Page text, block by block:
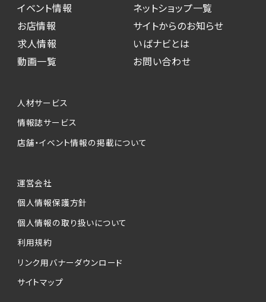
イベント情報
お店情報
求人情報
動画一覧
ネットショップ一覧
サイトからのお知らせ
いばナビとは
お問い合わせ
人材サービス
情報誌サービス
店舗・イベント情報の掲載について
運営会社
個人情報保護方針
個人情報の取り扱いについて
利用規約
リンク用バナーダウンロード
サイトマップ